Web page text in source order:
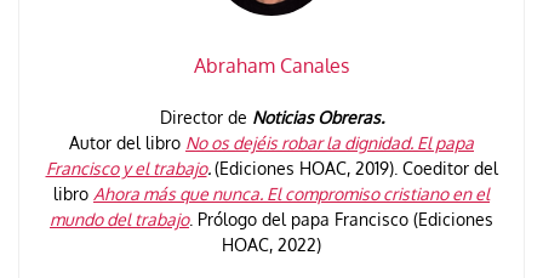
Abraham Canales
Director de Noticias Obreras.
Autor del libro No os dejéis robar la dignidad. El papa
Francisco y el trabajo.(Ediciones HOAC, 2019). Coeditor del
libro Ahora más que nunca. El compromiso cristiano en el
mundo del trabajo. Prólogo del papa Francisco (Ediciones
HOAC, 2022)